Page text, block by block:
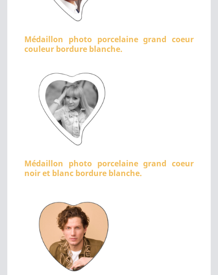
Médaillon photo porcelaine grand coeur
couleur bordure blanche.
Médaillon photo porcelaine grand coeur
noir et blanc bordure blanche.